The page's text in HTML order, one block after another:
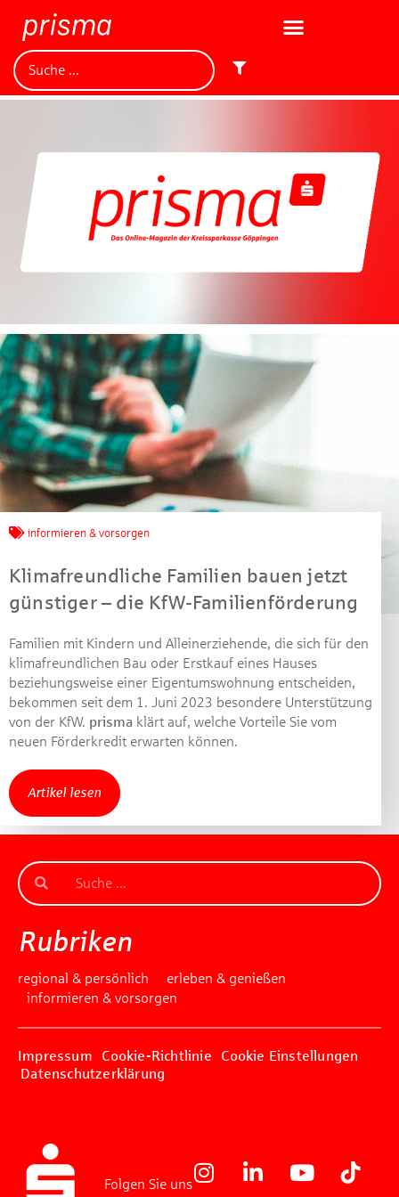
informieren & vorsorgen
Klimafreundliche Familien bauen jetzt
günstiger – die KfW-Familienförderung
Familien mit Kindern und Alleinerziehende, die sich für den
klimafreundlichen Bau oder Erstkauf eines Hauses
beziehungsweise einer Eigentumswohnung entscheiden,
bekommen seit dem 1. Juni 2023 besondere Unterstützung
von der KfW. prisma klärt auf, welche Vorteile Sie vom
neuen Förderkredit erwarten können.
Artikel lesen
Rubriken
regional & persönlich
erleben & genießen
informieren & vorsorgen
Impressum Cookie-Richtlinie
Cookie Einstellungen
Datenschutzerklärung
Folgen Sie uns
Jetzt mitmachen und
gewinnen!
Machen Sie mit bei unserem Gewinnspiel! Bis 31.
Dezember 2021 verlosen wir 10 Gutscheine des
Treffpunkt Gold der Kreissparkasse Göppingen im Wert
Beantworten Sie einfach folgende Frage:
Welches Jubiläum feiert die Kreissparkasse
Göppingen in diesem Jahr?